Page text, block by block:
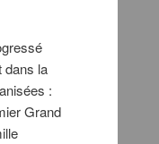
dans la
:
Grand